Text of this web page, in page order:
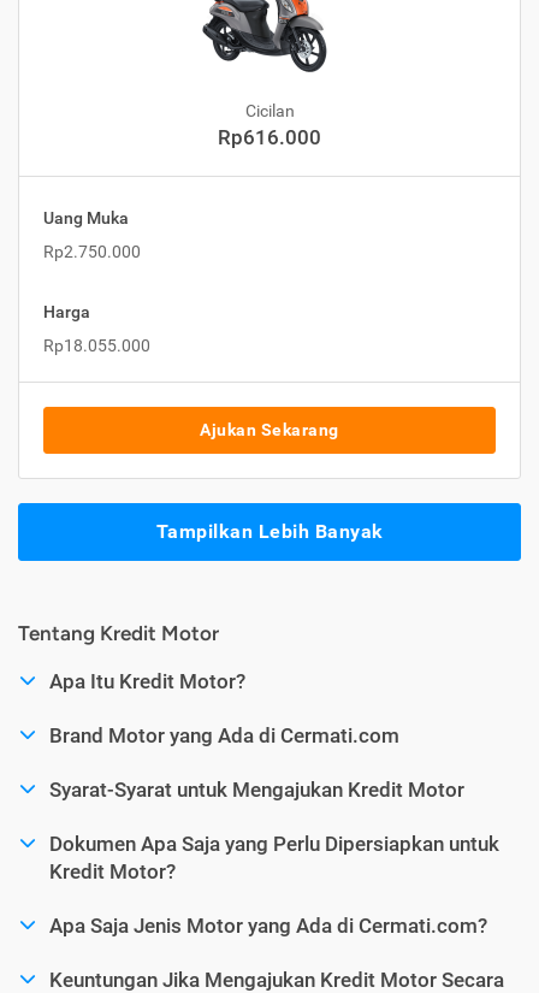
Cicilan
Rp616.000
Uang Muka
Rp2.750.000
Harga
Rp18.055.000
Ajukan Sekarang
Tampilkan Lebih Banyak
Tentang Kredit Motor
Apa Itu Kredit Motor?
Brand Motor yang Ada di Cermati.com
Syarat-Syarat untuk Mengajukan Kredit Motor
Dokumen Apa Saja yang Perlu Dipersiapkan untuk
Kredit Motor?
Apa Saja Jenis Motor yang Ada di Cermati.com?
Keuntungan Jika Mengajukan Kredit Motor Secara